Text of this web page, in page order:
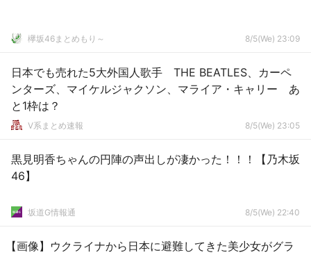
欅坂46まとめもり～ 8/5(We) 23:09
日本でも売れた5大外国人歌手 THE BEATLES、カーペ
ンターズ、マイケルジャクソン、マライア・キャリー あ
と1枠は？
V系まとめ速報 8/5(We) 23:05
黒見明香ちゃんの円陣の声出しが凄かった！！！【乃木坂
46】
坂道G情報通 8/5(We) 22:40
【画像】ウクライナから日本に避難してきた美少女がグラ